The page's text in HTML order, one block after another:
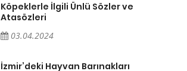
Köpeklerle İlgili Ünlü Sözler ve
Atasözleri
03.04.2024
İzmir’deki Hayvan Barınakları